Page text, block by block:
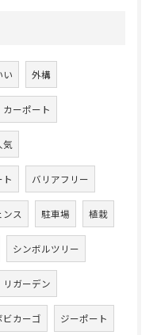
い 外構
カーポート
気
バリアフリー
ンス 駐車場 植栽
シンボルツリー
リガーデン
ビカーゴ ジーポート